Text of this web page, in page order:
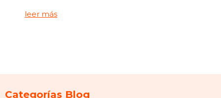
leer más
Categorías Blog